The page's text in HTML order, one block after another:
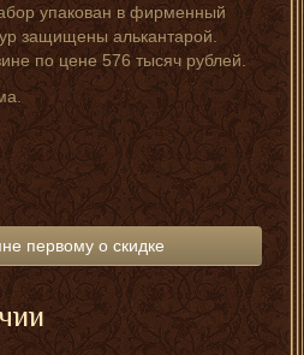
упакован в фирменный
защищены алькантарой.
по цене 576 тысяч рублей.
первому о скидке